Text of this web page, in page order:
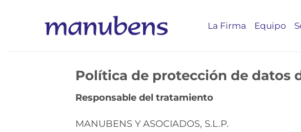
La Firma Equipo
Política de protección de datos
Responsable del tratamiento
MANUBENS Y ASOCIADOS, S.L.P.